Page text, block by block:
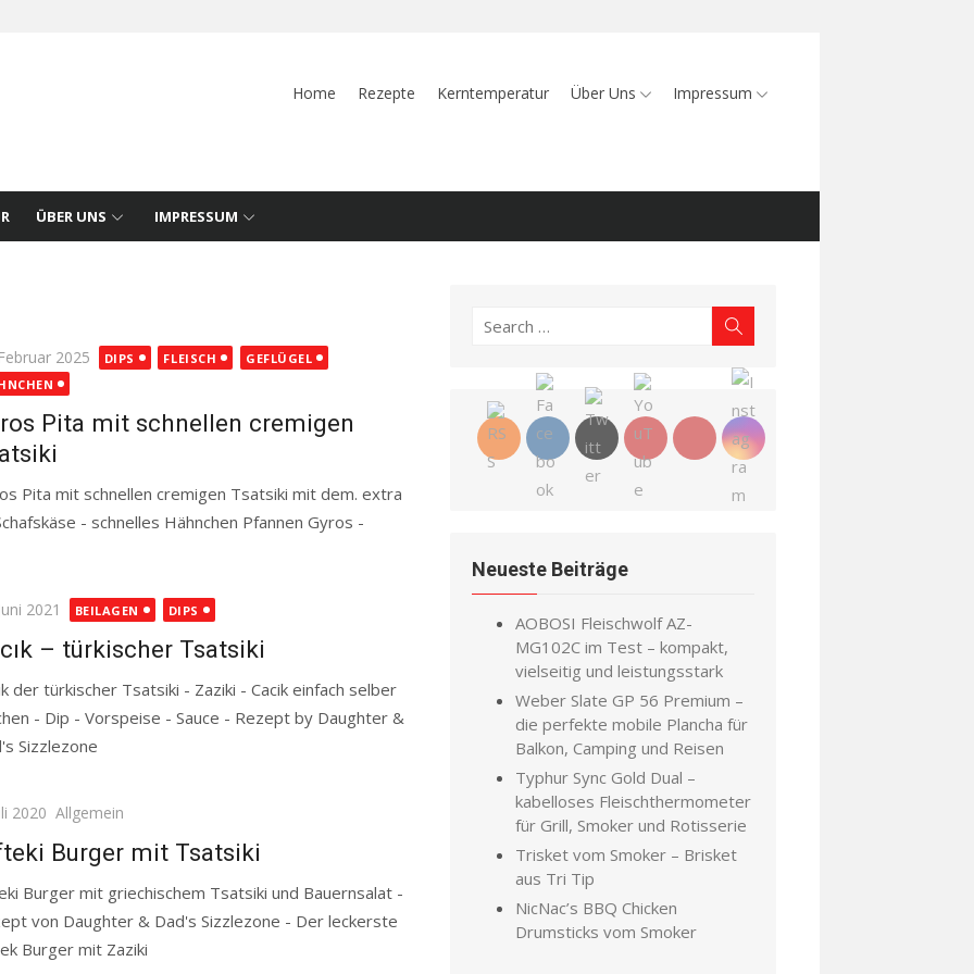
Home Rezepte Kerntemperatur Über Uns Impressum
ÜBER UNS IMPRESSUM
2025 DIPS FLEISCH
GEFLÜGEL
Pita mit schnellen cremigen
Pita mit schnellen cremigen Tsatsiki mit dem. extra
- schnelles Hähnchen Pfannen Gyros -
2021 BEILAGEN DIPS
– türkischer Tsatsiki
der türkischer Tsatsiki - Zaziki - Cacik einfach selber
- Dip - Vorspeise - Sauce - Rezept by Daughter &
Sizzlezone
2020 Allgemein
Burger mit Tsatsiki
Burger mit griechischem Tsatsiki und Bauernsalat -
von Daughter & Dad's Sizzlezone - Der leckerste
Burger mit Zaziki
Search
Neueste Beiträge
AOBOSI Fleischwolf AZ-
MG102C im Test – kompakt,
vielseitig und leistungsstark
Weber Slate GP 56 Premium –
die perfekte mobile Plancha für
Balkon, Camping und Reisen
Typhur Sync Gold Dual –
kabelloses Fleischthermometer
für Grill, Smoker und Rotisserie
Trisket vom Smoker – Brisket
aus Tri Tip
NicNac’s BBQ Chicken
Drumsticks vom Smoker